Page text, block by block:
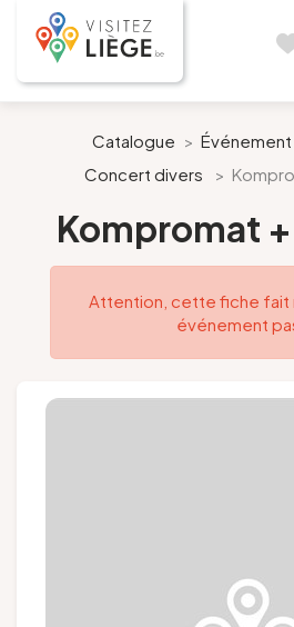
Comme un Liégeois
Préparer mon séjour
Nos suggestions
Pays de Liège
Suivez-nous
Catalogue > Événement
Concert divers
>
Kompromat
Attention, cette fiche fait
événement